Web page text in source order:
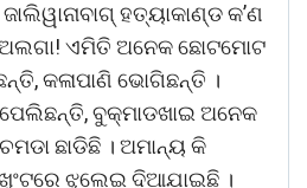
ହତ୍ୟାକାଣ୍ଡ କ’ଣ
ଅଲଗା! ଏମିତି ଅନେକ ଛୋଟମୋଟ
କଳାପାଣି ଭୋଗିଛନ୍ତି ।
ପେଲିଛନ୍ତି, ବୁକ୍ମାଡଖାଇ ଅନେକ
ଛାଡିଛି । ଅମାନ୍ୟ କି
ଝୁଲେଇ ଦିଆଯାଇଛି ।